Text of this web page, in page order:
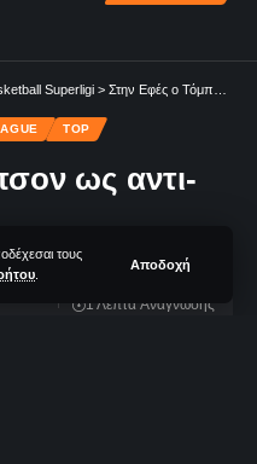
τους
Αποδοχή
Superligi > Στην Εφές ο Τόμπσον ως αντι-Μίτσιτς!
TOP
ως αντι-
1 Λεπτά Aνάγνωσης